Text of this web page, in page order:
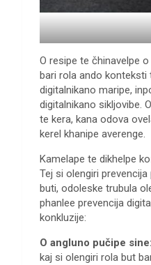
O resipe te čhinavelpe
bari rola ando konteksti
digitalnikano maripe,
digitalnikano sikljovibe.
te kera, kana odova
kerel khanipe averenge.
Kamelape te dikhelpe
Tej si olengiri
buti, odoleske trubula
phanlee prevencija
konkluzije:
O angluno pučipe sine:
kaj si olengiri rola but